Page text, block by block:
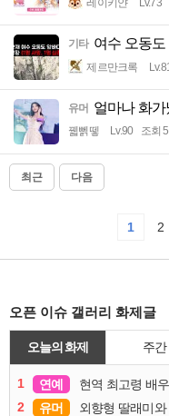
기타 여수 오동
제르만크록 Lv.81
유머 얼마나 화
꿻뻵뗗 Lv.90 조회
최근 다음
1 2
오픈 이슈 갤러리 화제글
오늘의 화제 주간
1 연예 현역 최고령 배
2
유머 외향형 딸래미